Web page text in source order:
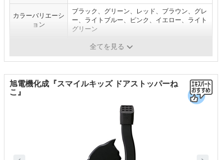
カラーバリエーシ
ョン
ブラック、グリーン、レッド、ブラウン、グレ
ー、ライトブルー、ピンク、イエロー、ライト
グリーン
マグネット式
全てを見る
旭電機化成『スマイルキッズ ドアストッパーね
こ』